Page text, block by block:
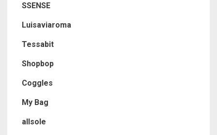
SSENSE
Luisaviaroma
Tessabit
Shopbop
Coggles
My Bag
allsole